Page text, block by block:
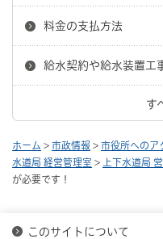
料金の支払方法
給水契約や給水装置工
す
ホーム > 市政情報 > 市役所へのア
水道局 経営管理室 > 上下水道局
が必要です！
このサイトについて